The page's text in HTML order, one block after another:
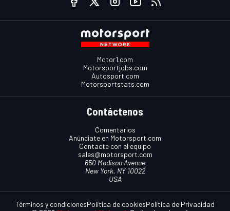
Motor1.com
Motorsportjobs.com
Autosport.com
Motorsportstats.com
Contáctenos
Comentarios
Anúnciate en Motorsport.com
Contacte con el equipo
sales@motorsport.com
650 Madison Avenue
New York, NY 10022
USA
Términos y condicionesPolítica de cookiesPolítica de Privacidad